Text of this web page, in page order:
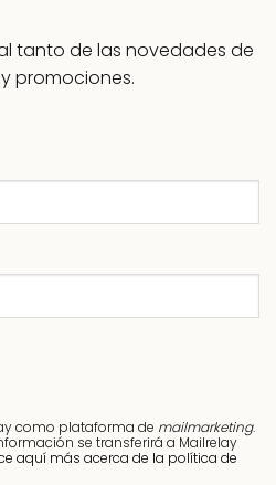
tanto de las novedades de
promociones.
como plataforma de mailmarketing.
se transferirá a Mailrelay
aquí más acerca de la política de